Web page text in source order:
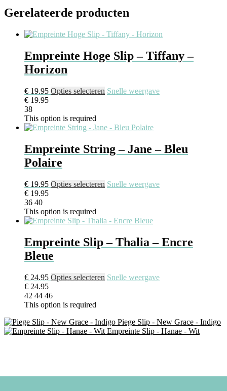
Gerelateerde producten
Empreinte Hoge Slip – Tiffany –
Horizon
€ 19.95 Opties selecteren Snelle weergave
€ 19.95
38
This option is required
Empreinte String – Jane – Bleu
Polaire
€ 19.95 Opties selecteren Snelle weergave
€ 19.95
36 40
This option is required
Empreinte Slip – Thalia – Encre
Bleue
€ 24.95 Opties selecteren Snelle weergave
€ 24.95
42 44 46
This option is required
Piege Slip - New Grace - Indigo
Empreinte Slip - Hanae - Wit